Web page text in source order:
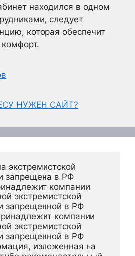
находился в одном
следует
которая обеспечит
комфорт.
НУЖЕН САЙТ?
экстремистской
запрещена в РФ
компании
экстремистской
запрещенной в РФ
компании
экстремистской
запрещенной в РФ
изложенная на